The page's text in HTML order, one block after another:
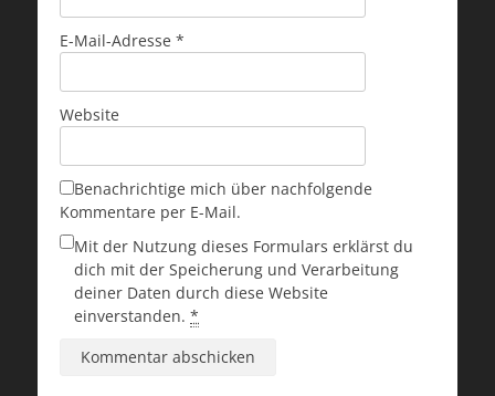
E-Mail-Adresse *
Website
Benachrichtige mich über nachfolgende
Kommentare per E-Mail.
Mit der Nutzung dieses Formulars erklärst du
dich mit der Speicherung und Verarbeitung
deiner Daten durch diese Website
einverstanden. *